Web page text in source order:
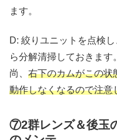
ます。
D: 絞りユニットを点検
ら分解清掃しておきます。
尚、 右下のカムがこの状
動作しなくなるので注意
⑦2群レンズ＆後玉